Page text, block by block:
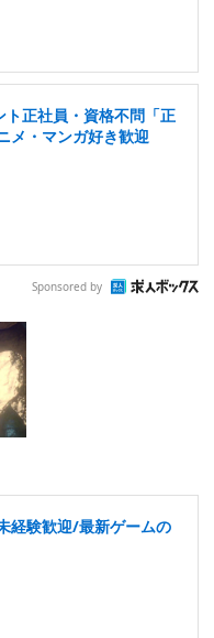
正社員・資格不問「正
メ・マンガ好き歓迎
Sponsored by
経験歓迎/最新ゲームの